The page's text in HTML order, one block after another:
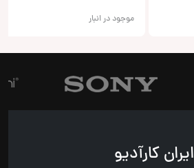
موجود در انبار
ایران کارآدیو